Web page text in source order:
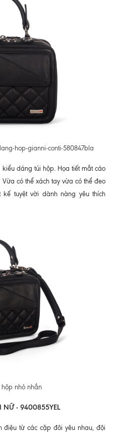
hop-gianni-conti-580847bla
dáng túi hộp. Họa tiết mắt cáo
có thể xách tay vừa có thể đeo
tuyệt vời dành nàng yêu thích
nhỏ nhắn
NỮ - 9400855YEL
điệu từ các cặp đôi yêu nhau, đội